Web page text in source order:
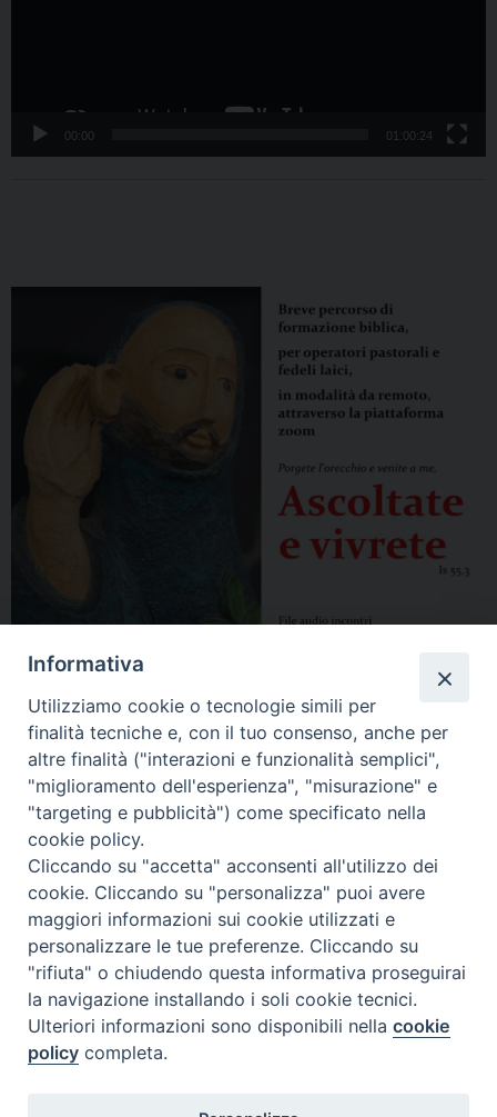
00:00 01:00:24
Informativa
Utilizziamo cookie o tecnologie simili per
finalità tecniche e, con il tuo consenso, anche per
altre finalità ("interazioni e funzionalità semplici",
"miglioramento dell'esperienza", "misurazione" e
"targeting e pubblicità") come specificato nella
cookie policy.
Cliccando su "accetta" acconsenti all'utilizzo dei
cookie. Cliccando su "personalizza" puoi avere
maggiori informazioni sui cookie utilizzati e
personalizzare le tue preferenze. Cliccando su
"rifiuta" o chiudendo questa informativa proseguirai
la navigazione installando i soli cookie tecnici.
Ulteriori informazioni sono disponibili nellacookie
policy completa.